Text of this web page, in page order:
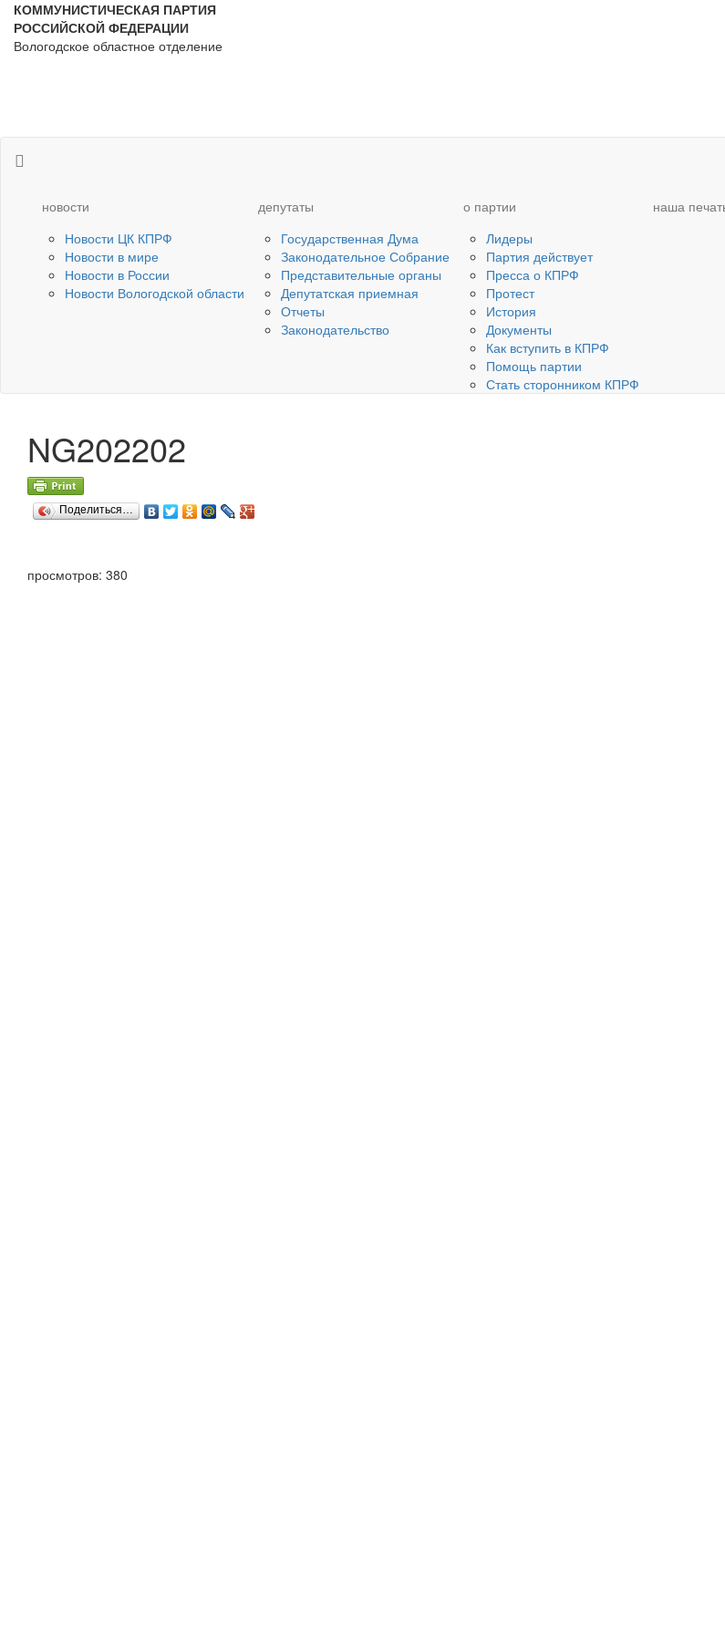
КОММУНИСТИЧЕСКАЯ ПАРТИЯ
РОССИЙСКОЙ ФЕДЕРАЦИИ
Вологодское областное отделение
новости
Новости ЦК КПРФ
Новости в мире
Новости в России
Новости Вологодской области
депутаты
Государственная Дума
Законодательное Собрание
Представительные органы
Депутатская приемная
Отчеты
Законодательство
о партии
Лидеры
Партия действует
Пресса о КПРФ
Протест
История
Документы
Как вступить в КПРФ
Помощь партии
Стать сторонником КПРФ
наша
NG202202
Поделиться…
просмотров: 380